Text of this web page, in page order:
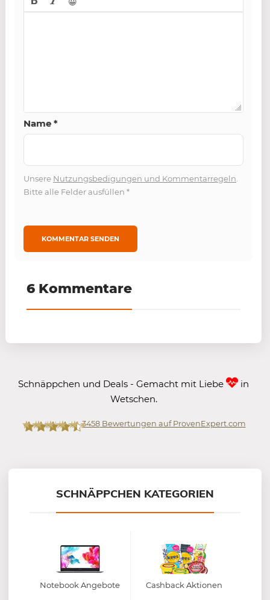
Name *
Unsere Nutzungsbedigungen und Kommentarregeln.
Bitte alle Felder ausfüllen *
6 Kommentare
Schnäppchen und Deals - Gemacht mit Liebe
in
Wetschen.
3458Bewertungen auf ProvenExpert.com
SCHNÄPPCHEN KATEGORIEN
Notebook Angebote Cashback Aktionen